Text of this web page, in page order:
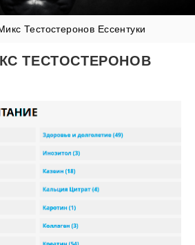
Тестостеронов Ессентуки
ТЕСТОСТЕРОНОВ